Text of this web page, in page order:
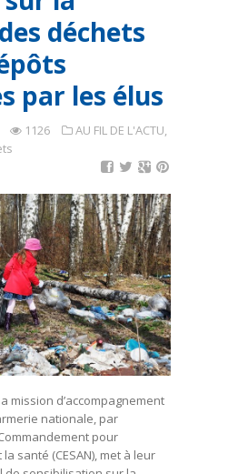
déchets
par les élus
1126 AU FIL DE L'ACTU,
mission d’accompagnement
nationale, par
pour
santé (CESAN), met à leur